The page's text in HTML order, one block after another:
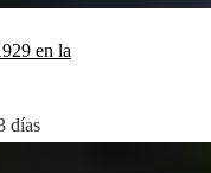
en la
días